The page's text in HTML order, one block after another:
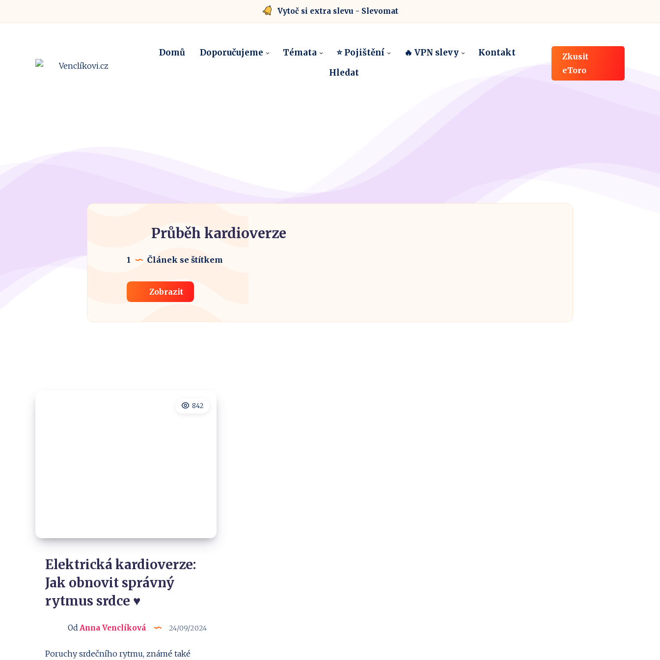
Vytoč si extra slevu - Slevomat
Domů Doporučujeme Témata ⭐ Pojištění 🔥 VPN slevy
Kontakt
Hledat
Zkusit
eToro
Průběh kardioverze
1 Článek se štítkem
Zobrazit
842
Elektrická kardioverze:
Jak obnovit správný
rytmus srdce ♥️
Od Anna Venclíková 24/09/2024
Poruchy srdečního rytmu, známé také